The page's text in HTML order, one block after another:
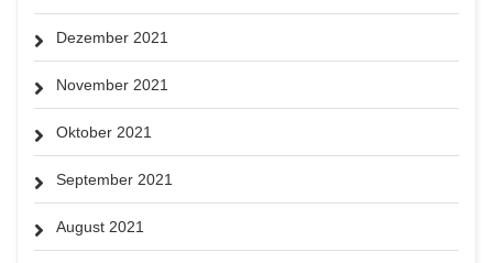
Dezember 2021
November 2021
Oktober 2021
September 2021
August 2021